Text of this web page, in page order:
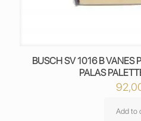
BUSCH SV 1016 B VANES
PALAS
Add to